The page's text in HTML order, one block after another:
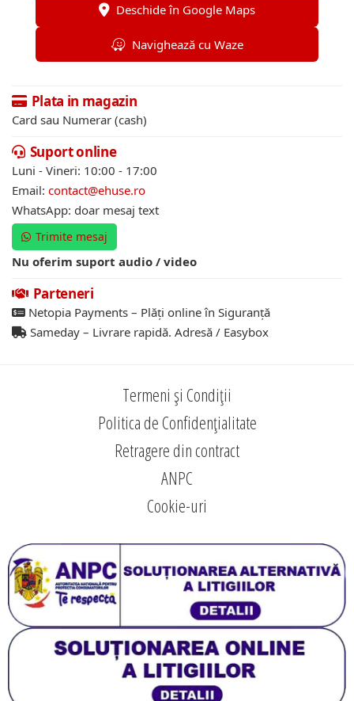
Deschide în Google Maps
Navighează cu Waze
Plata in magazin
Card sau Numerar (cash)
Suport online
Luni - Vineri: 10:00 - 17:00
Email: contact@ehuse.ro
WhatsApp: doar mesaj text
Trimite mesaj
Nu oferim suport audio / video
Parteneri
Netopia Payments – Plăți online în Siguranță
Sameday – Livrare rapidă. Adresă / Easybox
Termeni și Condiții
Politica de Confidențialitate
Retragere din contract
ANPC
Cookie-uri